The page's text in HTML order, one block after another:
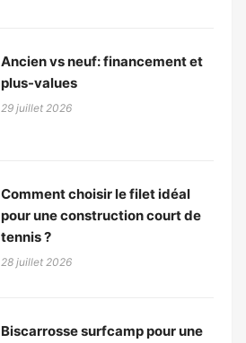
Ancien vs neuf: financement et
plus-values
29 juillet 2026
Comment choisir le filet idéal
pour une construction court de
tennis ?
28 juillet 2026
Biscarrosse surfcamp pour une